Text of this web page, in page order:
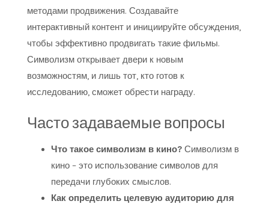
методами продвижения. Создавайте
интерактивный контент и инициируйте обсуждения,
чтобы эффективно продвигать такие фильмы.
Символизм открывает двери к новым
возможностям, и лишь тот, кто готов к
исследованию, сможет обрести награду.
Часто задаваемые вопросы
Что такое символизм в кино? Символизм в
кино – это использование символов для
передачи глубоких смыслов.
Как определить целевую аудиторию для